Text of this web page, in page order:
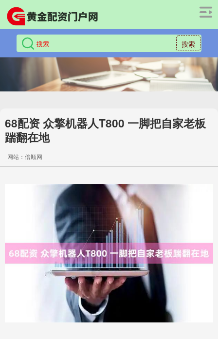
搜索
68配资 众擎机器人T800 一脚把自家老板
踹翻在地
网站：倍顺网